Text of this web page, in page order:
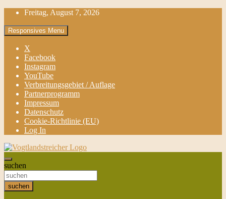
gehe
Inhalt
Freitag, August 7, 2026
Responsives Menu
X
Facebook
Instagram
YouTube
Verbreitungsgebiet / Auflage
Partnerprogramm
Impressum
Datenschutz
Cookie-Richtlinie (EU)
Log In
Vogtlandstreicher
aktuell & mittendrin
suchen
suchen